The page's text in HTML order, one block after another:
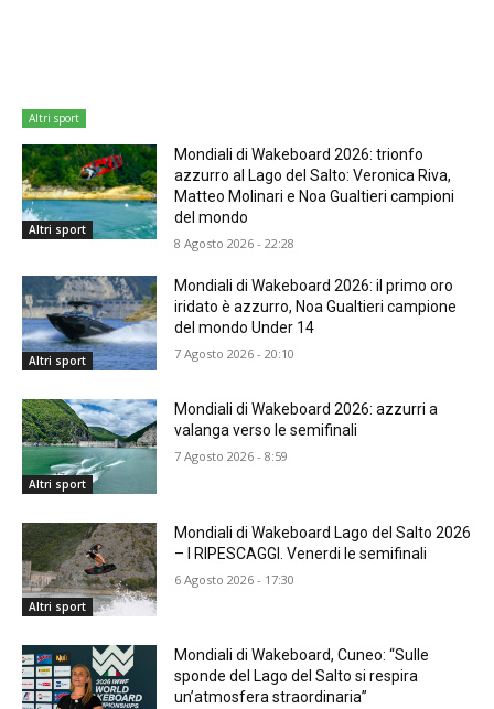
Altri sport
Altri sport
Mondiali di Wakeboard 2026: trionfo
azzurro al Lago del Salto: Veronica Riva,
Matteo Molinari e Noa Gualtieri campioni
del mondo
8 Agosto 2026 - 22:28
Altri sport
Mondiali di Wakeboard 2026: il primo oro
iridato è azzurro, Noa Gualtieri campione
del mondo Under 14
7 Agosto 2026 - 20:10
Altri sport
Mondiali di Wakeboard 2026: azzurri a
valanga verso le semifinali
7 Agosto 2026 - 8:59
Altri sport
Mondiali di Wakeboard Lago del Salto 2026
– I RIPESCAGGI. Venerdi le semifinali
6 Agosto 2026 - 17:30
Mondiali di Wakeboard, Cuneo: “Sulle
sponde del Lago del Salto si respira
un’atmosfera straordinaria”